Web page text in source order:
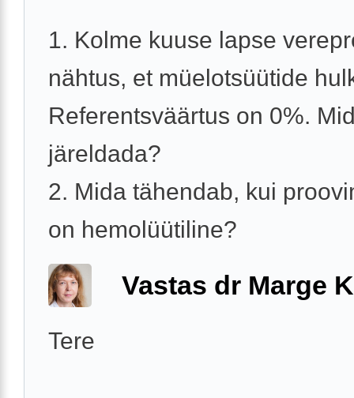
1. Kolme kuuse lapse
nähtus, et müelotsüütide
Referentsväärtus on 0%.
järeldada?
2. Mida tähendab, kui
on hemolüütiline?
Vastas dr Marge
Tere